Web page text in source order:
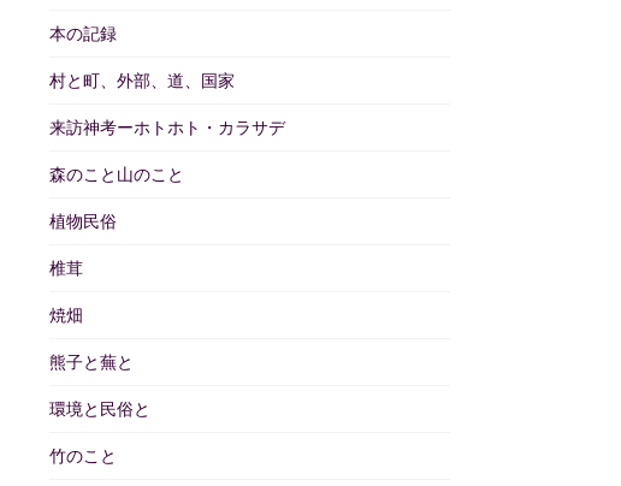
本の記録
村と町、外部、道、国家
来訪神考ーホトホト・カラサデ
森のこと山のこと
植物民俗
椎茸
焼畑
熊子と蕪と
環境と民俗と
竹のこと